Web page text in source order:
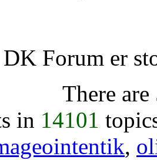
DK Forum er
There are
in 14101
,